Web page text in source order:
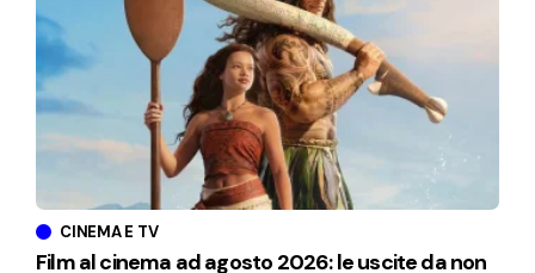
CINEMA E TV
Film al cinema ad agosto 2026: le uscite da non